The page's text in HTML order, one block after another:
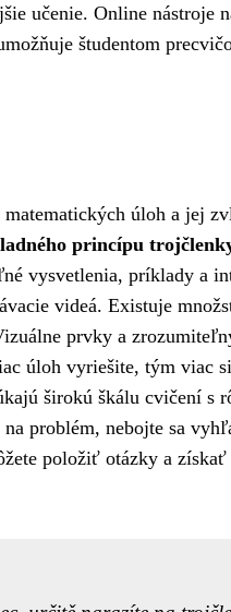
učenie. Online nástroje
študentom
úloh a jej
princípu
vysvetlenia, príklady a
videá. Existuje
prvky a
úloh vyriešite, tým viac
širokú škálu cvičení s
problém, nebojte sa
položiť otázky a